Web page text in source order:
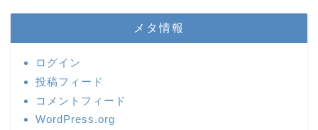
メタ情報
ログイン
投稿フィード
コメントフィード
WordPress.org